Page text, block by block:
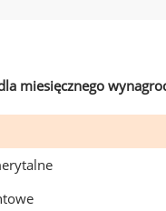
miesięcznego